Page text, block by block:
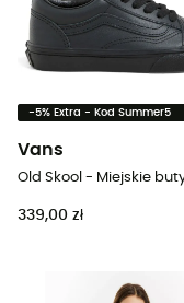
-5% Extra - Kod Summer5
Vans
339,00 zł